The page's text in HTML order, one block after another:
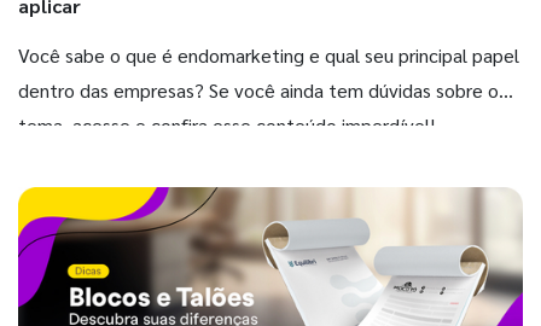
aplicar
Você sabe o que é endomarketing e qual seu principal papel
dentro das empresas? Se você ainda tem dúvidas sobre o
tema, acesse e confira esse conteúdo imperdível!